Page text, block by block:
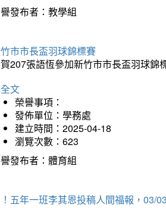
發布者：教學組
市市長盃羽球錦標賽
207張語恆參加新竹市市長盃羽球錦
文
榮譽事項：
發佈單位：學務處
建立時間：2025-04-18
瀏覽次數：623
發布者：體育組
五年一班李其恩投稿人間福報，03/